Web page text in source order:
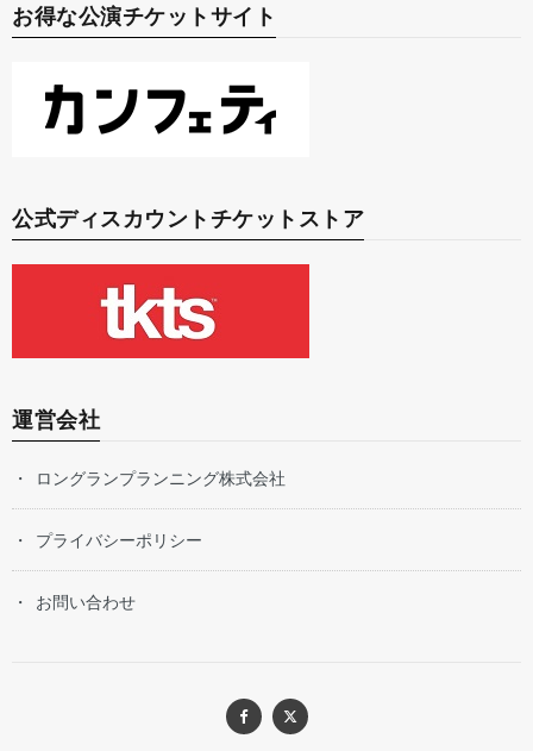
お得な公演チケットサイト
公式ディスカウントチケットストア
運営会社
ロングランプランニング株式会社
プライバシーポリシー
お問い合わせ